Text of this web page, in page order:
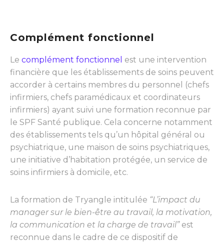
Complément fonctionnel
Le complément fonctionnel est une intervention
financière que les établissements de soins peuvent
accorder à certains membres du personnel (chefs
infirmiers, chefs paramédicaux et coordinateurs
infirmiers) ayant suivi une formation reconnue par
le SPF Santé publique. Cela concerne notamment
des établissements tels qu’un hôpital général ou
psychiatrique, une maison de soins psychiatriques,
une initiative d’habitation protégée, un service de
soins infirmiers à domicile, etc.
La formation de Tryangle intitulée “L’impact du
manager sur le bien-être au travail, la motivation,
la communication et la charge de travail”est
reconnue dans le cadre de ce dispositif de